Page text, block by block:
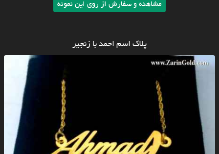
مشاهده و سفارش از روی این نمونه
پلاک اسم احمد با زنجیر